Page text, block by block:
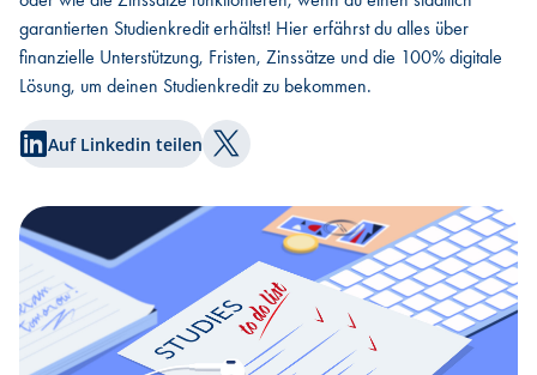
garantierten Studienkredit erhältst! Hier erfährst du alles über
finanzielle Unterstützung, Fristen, Zinssätze und die 100% digitale
Lösung, um deinen Studienkredit zu bekommen.
Auf Linkedin teilen Auf Twitter teilen